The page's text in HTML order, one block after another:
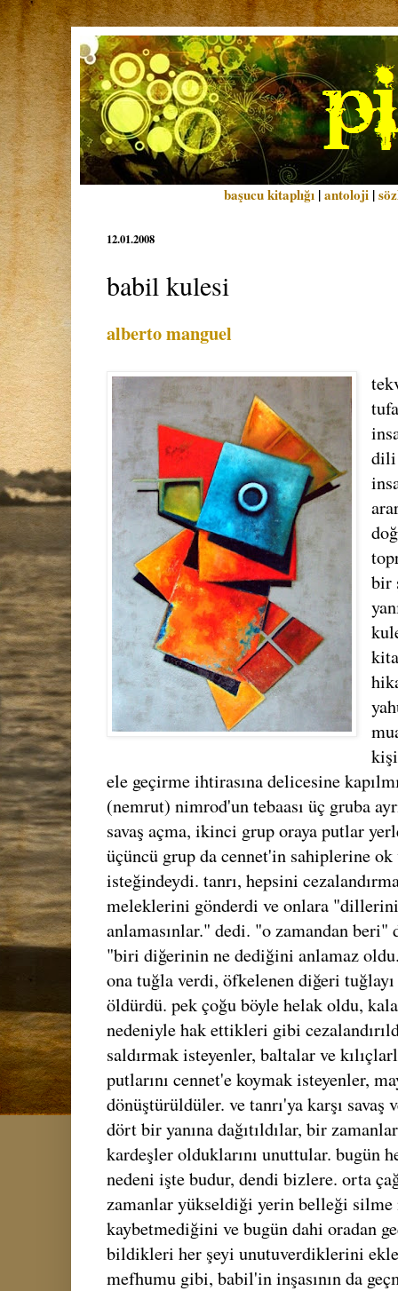
başucu kitaplığı |antoloji |
12.01.2008
babil kulesi
alberto manguel
dili
bir
ele geçirme ihtirasına delicesine
(nemrut) nimrod'un tebaası üç gruba
savaş açma, ikinci grup oraya putlar
üçüncü grup da cennet'in sahiplerine ok
isteğindeydi. tanrı, hepsini
meleklerini gönderdi ve onlara
anlamasınlar." dedi. "o zamandan beri"
"biri diğerinin ne dediğini anlamaz
ona tuğla verdi, öfkelenen diğeri tuğlayı
öldürdü. pek çoğu böyle helak oldu,
nedeniyle hak ettikleri gibi
saldırmak isteyenler, baltalar ve
putlarını cennet'e koymak isteyenler,
dönüştürüldüler. ve tanrı'ya karşı savaş
dört bir yanına dağıtıldılar, bir
kardeşler olduklarını unuttular. bugün
nedeni işte budur, dendi bizlere. orta
zamanlar yükseldiği yerin belleği
kaybetmediğini ve bugün dahi oradan
bildikleri her şeyi unutuverdiklerini
mefhumu gibi, babil'in inşasının da